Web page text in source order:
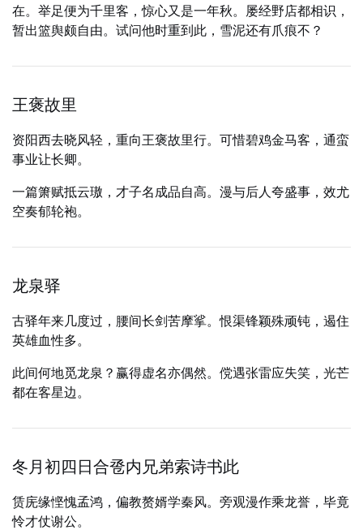
在。举足便为千里客，惊心又是一年秋。屡经野店都相识，
暂出篮舆颇自由。试问他时重到此，雪泥还有爪痕不？
王褒故里
资阳西去晓风轻，重向王褒故里行。可惜碧鸡金马客，通蛮
事业让长卿。
一篇箫赋抵云璈，才子名成品自高。漫与后人夸盛事，效尤
空奏郁轮袍。
龙泉驿
古驿年来几度过，腰间长剑苦摩挲。恨渠锋颖殊顽钝，遏住
英雄血性多。
此间何地觅龙泉？赢得虚名亦偶然。傥遇张雷应失笑，光芒
都在客星边。
冬月初四日合卺内兄弟索诗书此
赁庑缘悭愧孟鸿，偏教赘婿学秦风。旁观漫作乘龙誉，毕竟
怜才仗谢公。